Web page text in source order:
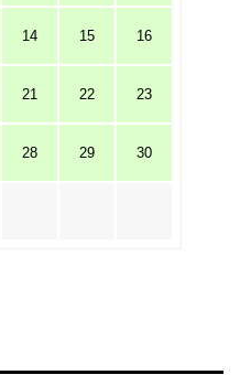
14 15 16
21 22 23
28 29 30